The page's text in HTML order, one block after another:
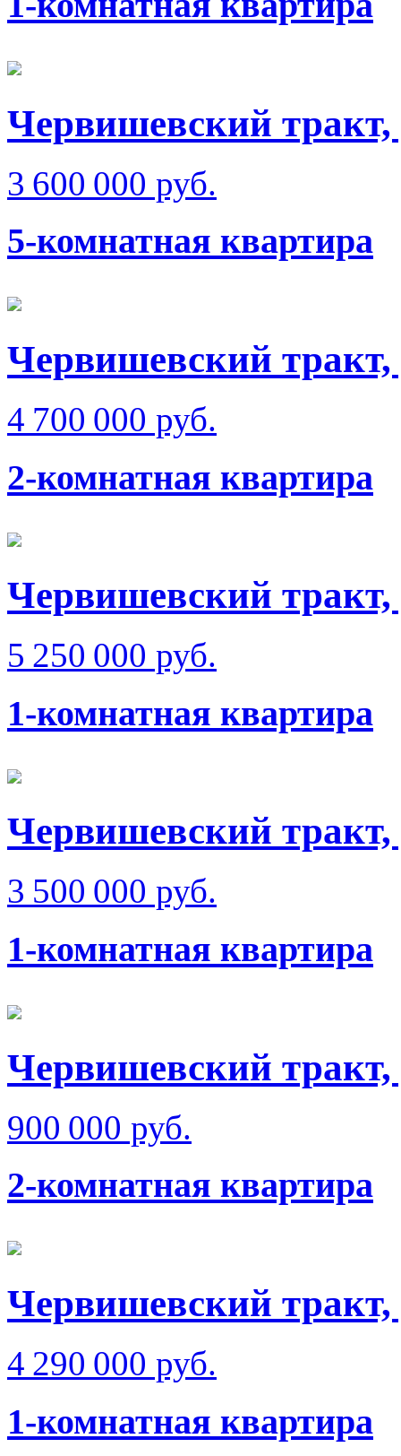
Червишевский
3 600 000 руб.
5-комнатная квартира
Червишевский тракт,
4 700 000 руб.
2-комнатная квартира
Червишевский
5 250 000 руб.
1-комнатная квартира
Червишевский
3 500 000 руб.
1-комнатная квартира
Червишевский тракт,
900 000 руб.
2-комнатная квартира
Червишевский
4 290 000 руб.
1-комнатная квартира